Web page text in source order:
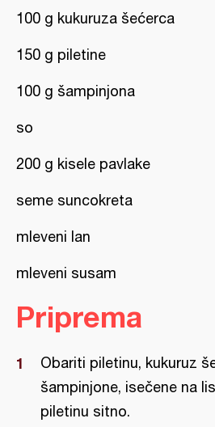
100 g kukuruza šećerca
150 g piletine
100 g šampinjona
so
200 g kisele pavlake
seme suncokreta
mleveni lan
mleveni susam
Priprema
Obariti piletinu, kukuruz
šampinjone, isečene na
piletinu sitno.